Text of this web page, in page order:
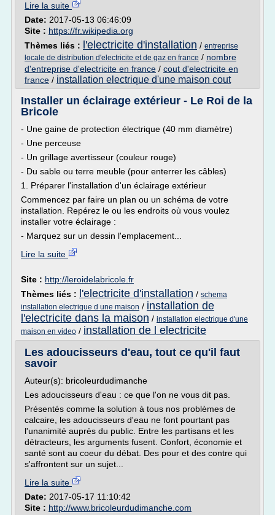
Lire la suite
Date: 2017-05-13 06:46:09
Site : https://fr.wikipedia.org
Thèmes liés :
l'electricite d'installation / entreprise
locale de distribution d'electricite et de gaz en france / nombre
d'entreprise d'electricite en france / cout d'electricite en
france / installation electrique d'une maison cout
Installer un éclairage extérieur - Le Roi de la
Bricole
- Une gaine de protection électrique (40 mm diamètre)
- Une perceuse
- Un grillage avertisseur (couleur rouge)
- Du sable ou terre meuble (pour enterrer les câbles)
1. Préparer l'installation d'un éclairage extérieur
Commencez par faire un plan ou un schéma de votre
installation. Repérez le ou les endroits où vous voulez
installer votre éclairage :
- Marquez sur un dessin l'emplacement...
Lire la suite
Site : http://leroidelabricole.fr
Thèmes liés :
l'electricite d'installation / schema
installation electrique d une maison / installation de
l'electricite dans la maison / installation electrique d'une
maison en video / installation de l electricite
Les adoucisseurs d'eau, tout ce qu'il faut
savoir
Auteur(s): bricoleurdudimanche
Les adoucisseurs d'eau : ce que l'on ne vous dit pas.
Présentés comme la solution à tous nos problèmes de
calcaire, les adoucisseurs d'eau ne font pourtant pas
l'unanimité auprès du public. Entre les partisans et les
détracteurs, les arguments fusent. Confort, économie et
santé sont au coeur du débat. Des pour et des contre qui
s'affrontent sur un sujet...
Lire la suite
Date: 2017-05-17 11:10:42
Site : http://www.bricoleurdudimanche.com